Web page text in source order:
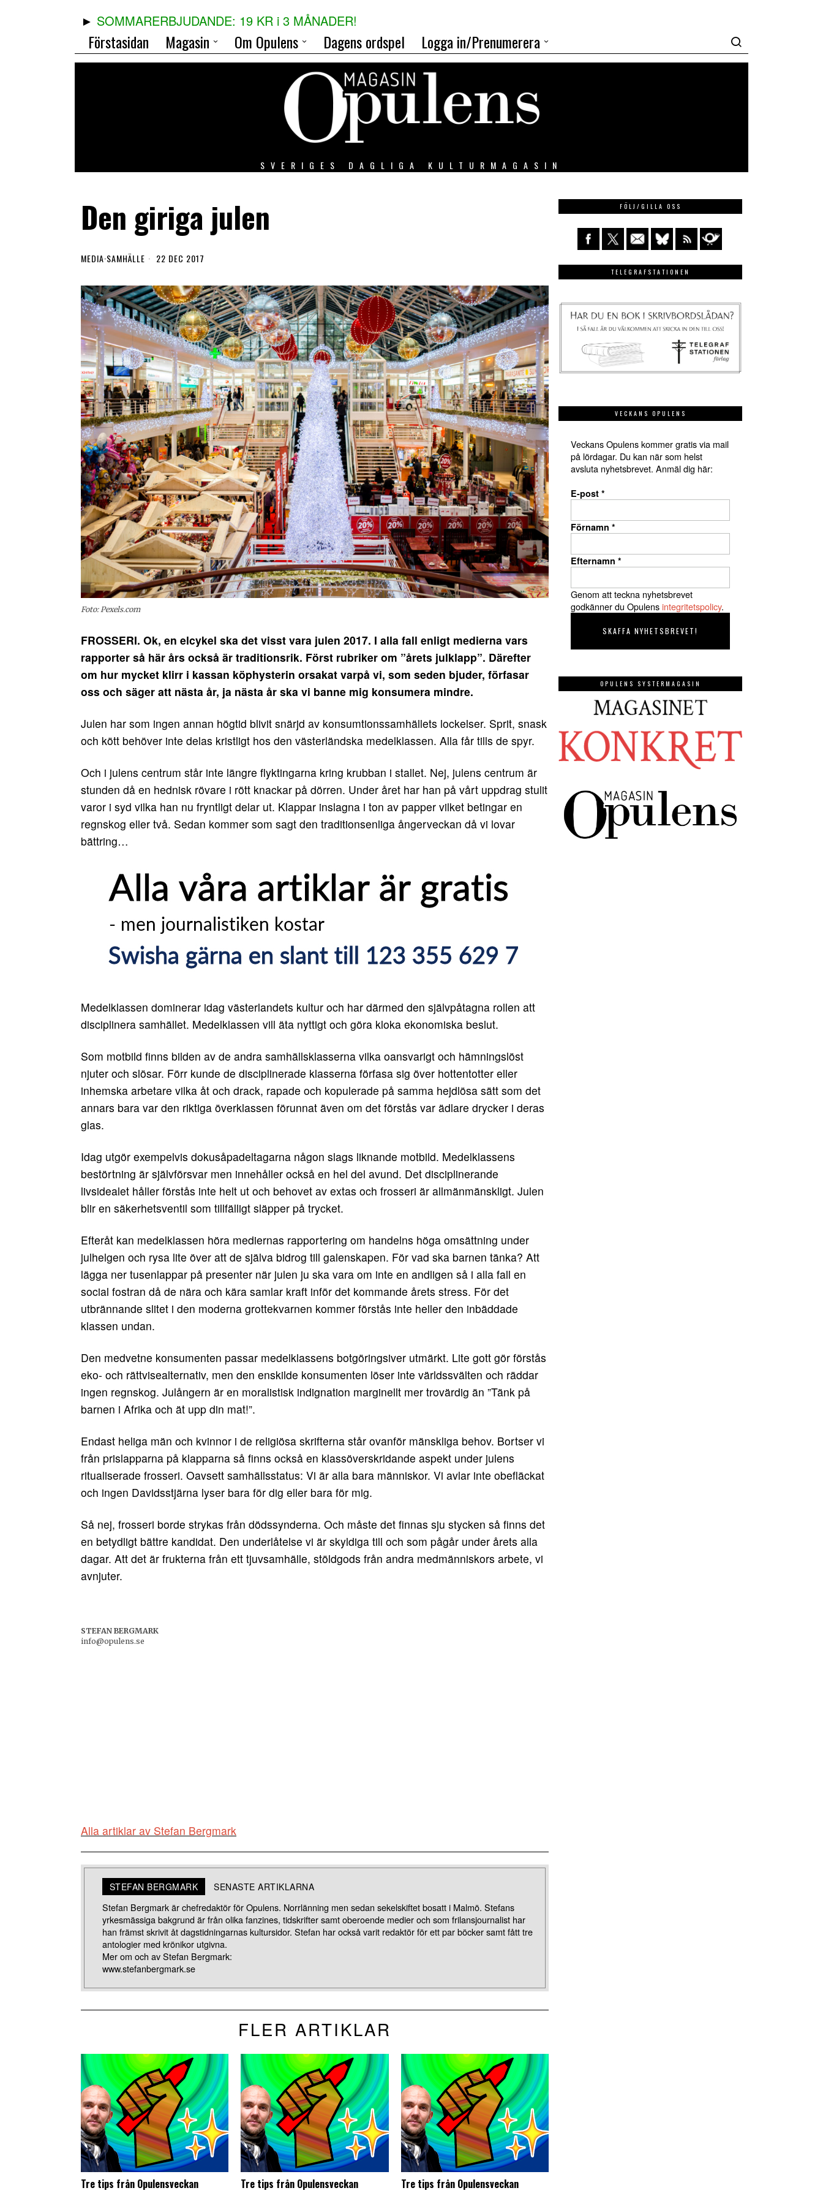
SOMMARERBJUDANDE: 19 KR i 3 MÅNADER!
Förstasidan Magasin Om Opulens Dagens ordspel Logga in/Prenumerera
SVERIGES DAGLIGA KULTURMAGASIN
Den giriga julen
MEDIA·SAMHÄLLE 22 DEC 2017
Foto: Pexels.com
FROSSERI. Ok, en elcykel ska det visst vara julen 2017. I alla fall enligt medierna vars
rapporter så här års också är traditionsrik. Först rubriker om ”årets julklapp”. Därefter
om hur mycket klirr i kassan köphysterin orsakat varpå vi, som seden bjuder, förfasar
oss och säger att nästa år, ja nästa år ska vi banne mig konsumera mindre.
Julen har som ingen annan högtid blivit snärjd av konsumtionssamhällets lockelser. Sprit, snask
och kött behöver inte delas kristligt hos den västerländska medelklassen. Alla får tills de spyr.
Och i julens centrum står inte längre flyktingarna kring krubban i stallet. Nej, julens centrum är
stunden då en hednisk rövare i rött knackar på dörren. Under året har han på vårt uppdrag stulit
varor i syd vilka han nu fryntligt delar ut. Klappar inslagna i ton av papper vilket betingar en
regnskog eller två. Sedan kommer som sagt den traditionsenliga ångerveckan då vi lovar
bättring…
Medelklassen dominerar idag västerlandets kultur och har därmed den självpåtagna rollen att
disciplinera samhället. Medelklassen vill äta nyttigt och göra kloka ekonomiska beslut.
Som motbild finns bilden av de andra samhällsklasserna vilka oansvarigt och hämningslöst
njuter och slösar. Förr kunde de disciplinerade klasserna förfasa sig över hottentotter eller
inhemska arbetare vilka åt och drack, rapade och kopulerade på samma hejdlösa sätt som det
annars bara var den riktiga överklassen förunnat även om det förstås var ädlare drycker i deras
glas.
Idag utgör exempelvis dokusåpadeltagarna någon slags liknande motbild. Medelklassens
bestörtning är självförsvar men innehåller också en hel del avund. Det disciplinerande
livsidealet håller förstås inte helt ut och behovet av extas och frosseri är allmänmänskligt. Julen
blir en säkerhetsventil som tillfälligt släpper på trycket.
Efteråt kan medelklassen höra mediernas rapportering om handelns höga omsättning under
julhelgen och rysa lite över att de själva bidrog till galenskapen. För vad ska barnen tänka? Att
lägga ner tusenlappar på presenter när julen ju ska vara om inte en andligen så i alla fall en
social fostran då de nära och kära samlar kraft inför det kommande årets stress. För det
utbrännande slitet i den moderna grottekvarnen kommer förstås inte heller den inbäddade
klassen undan.
Den medvetne konsumenten passar medelklassens botgöringsiver utmärkt. Lite gott gör förstås
eko- och rättvisealternativ, men den enskilde konsumenten löser inte världssvälten och räddar
ingen regnskog. Julångern är en moralistisk indignation marginellt mer trovärdig än ”Tänk på
barnen i Afrika och ät upp din mat!”.
Endast heliga män och kvinnor i de religiösa skrifterna står ovanför mänskliga behov. Bortser vi
från prislapparna på klapparna så finns också en klassöverskridande aspekt under julens
ritualiserade frosseri. Oavsett samhällsstatus: Vi är alla bara människor. Vi avlar inte obefläckat
och ingen Davidsstjärna lyser bara för dig eller bara för mig.
Så nej, frosseri borde strykas från dödssynderna. Och måste det finnas sju stycken så finns det
en betydligt bättre kandidat. Den underlåtelse vi är skyldiga till och som pågår under årets alla
dagar. Att det är frukterna från ett tjuvsamhälle, stöldgods från andra medmänniskors arbete, vi
avnjuter.
STEFAN BERGMARK
info@opulens.se
Alla artiklar av Stefan Bergmark
STEFAN BERGMARK SENASTE ARTIKLARNA
Stefan Bergmark är chefredaktör för Opulens. Norrlänning men sedan sekelskiftet bosatt i Malmö. Stefans
yrkesmässiga bakgrund är från olika fanzines, tidskrifter samt oberoende medier och som frilansjournalist har
han främst skrivit åt dagstidningarnas kultursidor. Stefan har också varit redaktör för ett par böcker samt fått tre
antologier med krönikor utgivna.
Mer om och av Stefan Bergmark:
www.stefanbergmark.se
FLER ARTIKLAR
Tre tips från Opulensveckan Tre tips från Opulensveckan Tre tips från Opulensveckan
FÖLJ/GILLA OSS
TELEGRAFSTATIONEN
VECKANS OPULENS
Veckans Opulens kommer gratis via mail
på lördagar. Du kan när som helst
avsluta nyhetsbrevet. Anmäl dig här:
E-post *
Förnamn *
Efternamn *
Genom att teckna nyhetsbrevet
godkänner du Opulensintegritetspolicy.
OPULENS SYSTERMAGASIN